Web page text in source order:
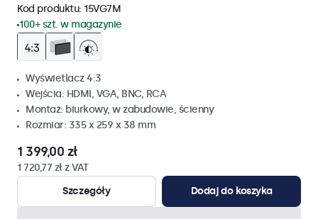
Kod produktu: 15VG7M
100+ szt. w magazynie
Wyświetlacz 4:3
Wejścia: HDMI, VGA, BNC, RCA
Montaż: biurkowy, w zabudowie, ścienny
Rozmiar: 335 x 259 x 38 mm
1 399,00 zł
1 720,77 zł z VAT
Szczegóły
Dodaj do koszyka